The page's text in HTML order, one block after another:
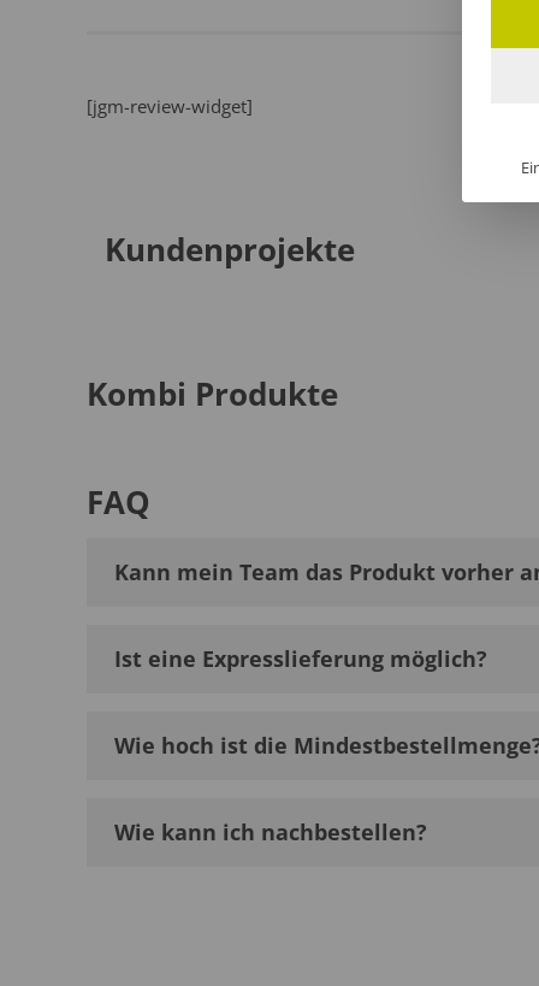
[jgm-review-widget]
Kundenprojekte
Kombi Produkte
FAQ
Kann mein Team das Produkt vorher
Ist eine Expresslieferung möglich?
Wie hoch ist die
Wie kann ich nachbestellen?